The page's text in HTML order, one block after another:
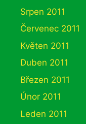
Srpen 2011
Červenec 2011
Květen 2011
Duben 2011
Březen 2011
Únor 2011
Leden 2011